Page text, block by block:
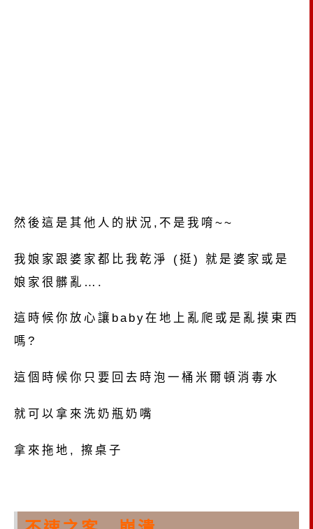
然後這是其他人的狀況,不是我唷~~
我娘家跟婆家都比我乾淨 (挺) 就是婆家或是
娘家很髒亂….
這時候你放心讓baby在地上亂爬或是亂摸東西
嗎?
這個時候你只要回去時泡一桶米爾頓消毒水
就可以拿來洗奶瓶奶嘴
拿來拖地, 擦桌子